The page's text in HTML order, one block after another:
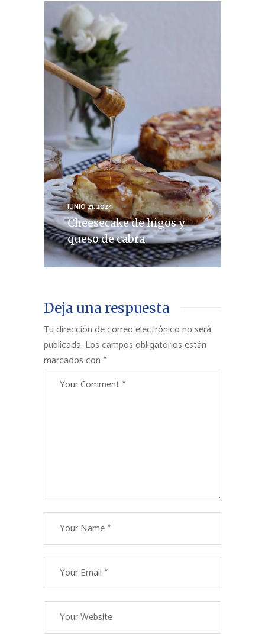
JUNIO 21, 2024
Cheesecake de higos y
queso de cabra
Deja una respuesta
Tu dirección de correo electrónico no será
publicada. Los campos obligatorios están
marcados con *